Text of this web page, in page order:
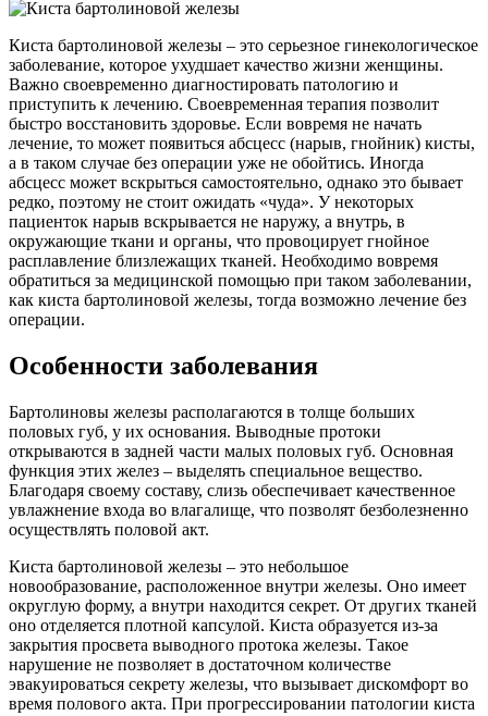
Киста бартолиновой железы – это серьезное гинекологическое
заболевание, которое ухудшает качество жизни женщины.
Важно своевременно диагностировать патологию и
приступить к лечению. Своевременная терапия позволит
быстро восстановить здоровье. Если вовремя не начать
лечение, то может появиться абсцесс (нарыв, гнойник) кисты,
а в таком случае без операции уже не обойтись. Иногда
абсцесс может вскрыться самостоятельно, однако это бывает
редко, поэтому не стоит ожидать «чуда». У некоторых
пациенток нарыв вскрывается не наружу, а внутрь, в
окружающие ткани и органы, что провоцирует гнойное
расплавление близлежащих тканей. Необходимо вовремя
обратиться за медицинской помощью при таком заболевании,
как киста бартолиновой железы, тогда возможно лечение без
операции.
Особенности заболевания
Бартолиновы железы располагаются в толще больших
половых губ, у их основания. Выводные протоки
открываются в задней части малых половых губ. Основная
функция этих желез – выделять специальное вещество.
Благодаря своему составу, слизь обеспечивает качественное
увлажнение входа во влагалище, что позволят безболезненно
осуществлять половой акт.
Киста бартолиновой железы – это небольшое
новообразование, расположенное внутри железы. Оно имеет
округлую форму, а внутри находится секрет. От других тканей
оно отделяется плотной капсулой. Киста образуется из-за
закрытия просвета выводного протока железы. Такое
нарушение не позволяет в достаточном количестве
эвакуироваться секрету железы, что вызывает дискомфорт во
время полового акта. При прогрессировании патологии киста